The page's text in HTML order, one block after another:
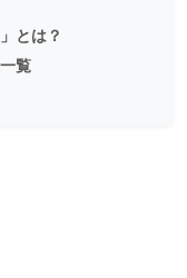
とは？
覧